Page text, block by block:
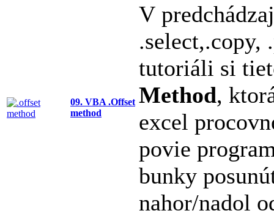
09. VBA .Offset
method
V
.select,.copy,
tutoriáli si
Method,
excel
povie
bunky
nahor/nadol